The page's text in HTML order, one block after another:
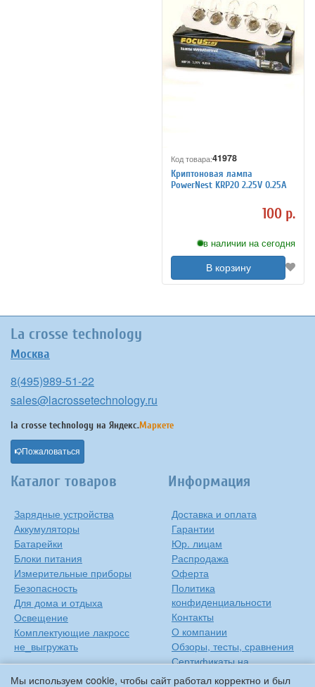
Мы используем cookie, чтобы сайт работал корректно и был
Код товара:41978
Криптоновая лампа
PowerNest KRP20 2.25V 0.25A
100 р.
в наличии на сегодня
В корзину
La crosse technology
Москва
8(495)989-51-22
sales@lacrossetechnology.ru
la crosse technology на Яндекс.Маркете
Пожаловаться
Каталог товаров
Зарядные устройства
Аккумуляторы
Батарейки
Блоки питания
Измерительные приборы
Безопасность
Для дома и отдыха
Освещение
Комплектующие лакросс
не_выгружать
Информация
Доставка и оплата
Гарантии
Юр. лицам
Распродажа
Оферта
Политика
конфиденциальности
Контакты
О компании
Обзоры, тесты, сравнения
Сертификаты на
продукцию